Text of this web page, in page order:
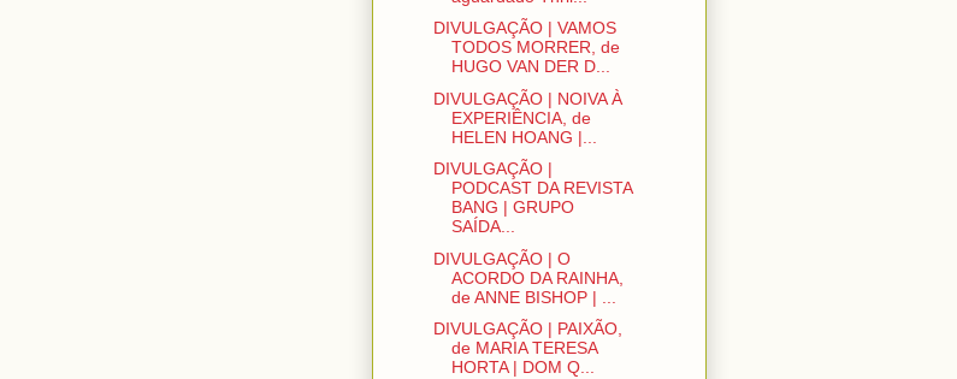
DIVULGAÇÃO | VAMOS
TODOS MORRER, de
HUGO VAN DER D...
DIVULGAÇÃO | NOIVA À
EXPERIÊNCIA, de
HELEN HOANG |...
DIVULGAÇÃO |
PODCAST DA REVISTA
BANG | GRUPO
SAÍDA...
DIVULGAÇÃO | O
ACORDO DA RAINHA,
de ANNE BISHOP | ...
DIVULGAÇÃO | PAIXÃO,
de MARIA TERESA
HORTA | DOM Q...